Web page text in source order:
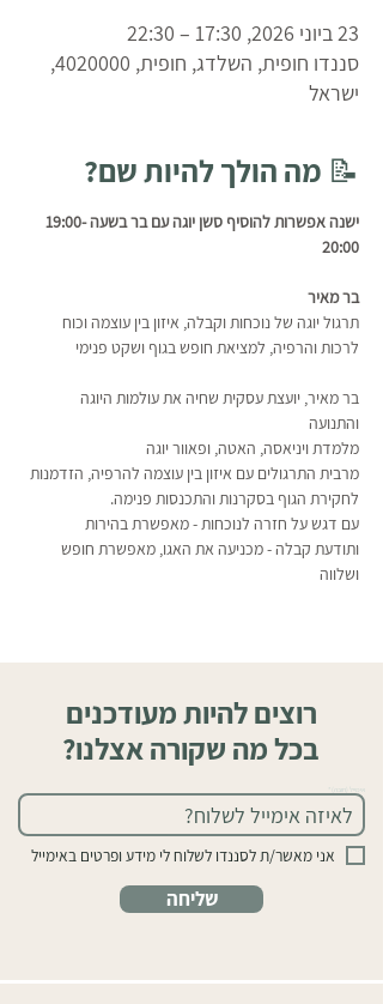
23 ביוני 2026, 17:30 – 22:30
סננדו חופית, השלדג, חופית, 4020000,
ישראל
📝 מה הולך להיות שם?
ישנה אפשרות להוסיף סשן יוגה עם בר בשעה 19:00-
20:00
בר מאיר
תרגול יוגה של נוכחות וקבלה, איזון בין עוצמה וכוח
לרכות והרפיה, למציאת חופש בגוף ושקט פנימי
בר מאיר, יועצת עסקית שחיה את עולמות היוגה
והתנועה
מלמדת ויניאסה, האטה, ופאוור יוגה
מרבית התרגולים עם איזון בין עוצמה להרפיה, הזדמנות
לחקירת הגוף בסקרנות והתכנסות פנימה.
עם דגש על חזרה לנוכחות - מאפשרת בהירות
ותודעת קבלה - מכניעה את האגו, מאפשרת חופש
ושלווה
רוצים להיות מעודכנים
בכל מה שקורה אצלנו?
אימייל (חובה)
אני מאשר/ת לסננדו לשלוח לי מידע ופרטים באימייל
שליחה